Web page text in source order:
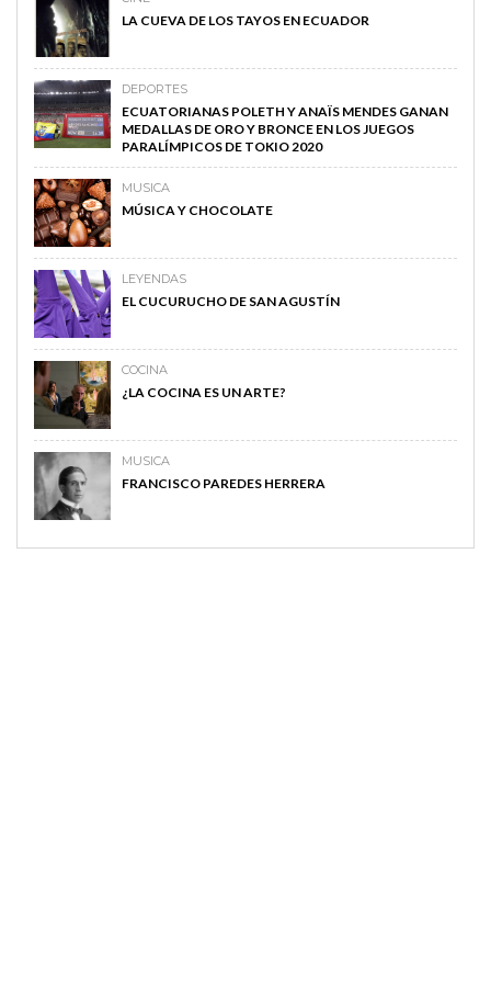
LA CUEVA DE LOS TAYOS EN ECUADOR
DEPORTES
ECUATORIANAS POLETH Y ANAÏS MENDES GANAN
MEDALLAS DE ORO Y BRONCE EN LOS JUEGOS
PARALÍMPICOS DE TOKIO 2020
MUSICA
MÚSICA Y CHOCOLATE
LEYENDAS
EL CUCURUCHO DE SAN AGUSTÍN
COCINA
¿LA COCINA ES UN ARTE?
MUSICA
FRANCISCO PAREDES HERRERA